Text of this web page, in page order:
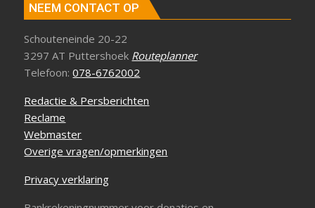
NEEM CONTACT OP
Schouteneinde 20-22
3297 AT Puttershoek Routeplanner
Telefoon:078-6762002
Redactie & Persberichten
Reclame
Webmaster
Overige vragen/opmerkingen
Privacy verklaring